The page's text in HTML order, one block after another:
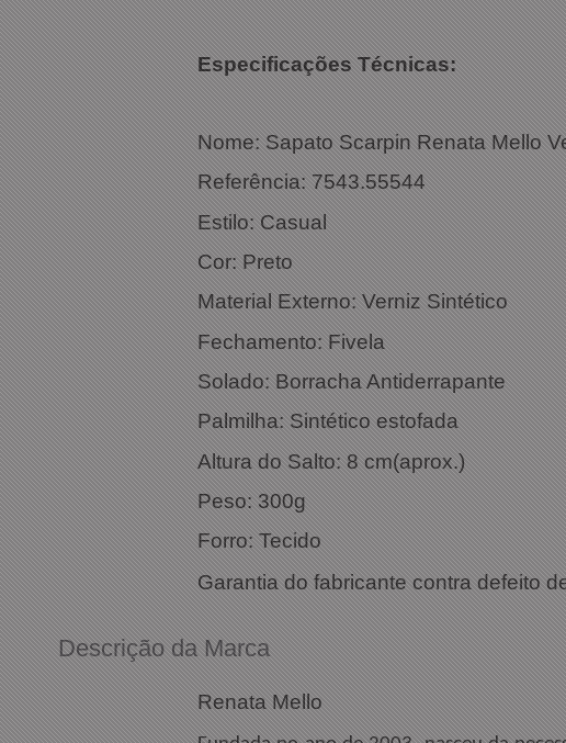
Especificações Técnicas:
Nome: Sapato Scarpin Renata Mello
Referência: 7543.55544
Estilo: Casual
Cor: Preto
Material Externo: Verniz Sintético
Fechamento: Fivela
Solado: Borracha Antiderrapante
Palmilha: Sintético estofada
Altura do Salto: 8 cm(aprox.)
Peso: 300g
Forro: Tecido
Garantia do fabricante contra defeito
Descrição da Marca
Renata Mello